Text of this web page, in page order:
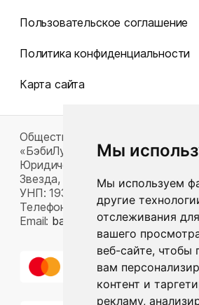
Мы
Мы используем
другие
отслеживания
вашего
веб-сайте, чтобы
вам
контент и
рекламу,
Пользовательское соглашение
Политика конфиденциальности
Карта сайта
Общество с ограниченной
«БэбиЛук»
Юридический адрес: 220117, г.
Звезда, д. 16, пом. 52
УНП: 193815124
Телефон:
+375 33 392 66 63
Email: babylook.gm@gmail.com .